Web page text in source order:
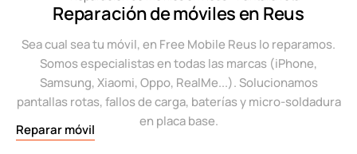
Reparación de móviles en Reus
Sea cual sea tu móvil, en Free Mobile Reus lo reparamos.
Somos especialistas en todas las marcas (iPhone,
Samsung, Xiaomi, Oppo, RealMe...). Solucionamos
pantallas rotas, fallos de carga, baterías y micro-soldadura
en placa base.
Reparar móvil